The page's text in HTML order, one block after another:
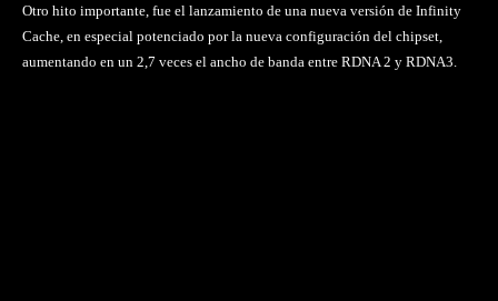
Otro hito importante, fue el lanzamiento de una nueva versión de Infinity
Cache, en especial potenciado por la nueva configuración del chipset,
aumentando en un 2,7 veces el ancho de banda entre RDNA 2 y RDNA3.